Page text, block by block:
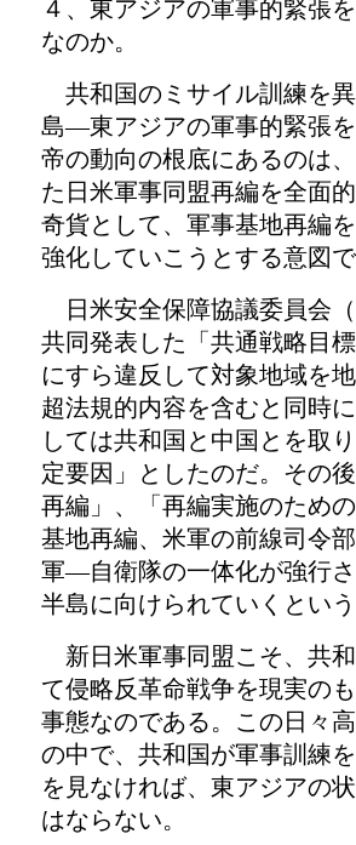
４、東アジアの軍事的緊張
なのか。
共和国のミサイル訓練を
島―東アジアの軍事的緊張
帝の動向の根底にあるのは
た日米軍事同盟再編を全面
奇貨として、軍事基地再編
強化していこうとする意図
日米安全保障協議委員会
共同発表した「共通戦略目
にすら違反して対象地域を
超法規的内容を含むと同時
しては共和国と中国とを取
定要因」としたのだ。その
再編」、「再編実施のため
基地再編、米軍の前線司令
軍―自衛隊の一体化が強行
半島に向けられていくとい
新日米軍事同盟こそ、共
て侵略反革命戦争を現実の
事態なのである。この日々
の中で、共和国が軍事訓練
を見なければ、東アジアの
はならない。